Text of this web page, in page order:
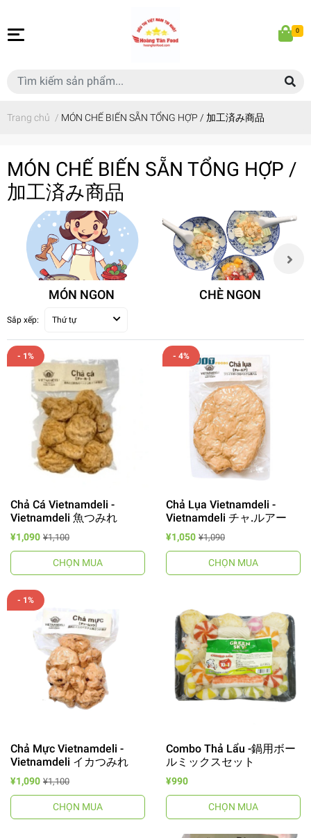
0
Trang chủ / MÓN CHẾ BIẾN SẴN TỔNG HỢP / 加工済み商品
MÓN CHẾ BIẾN SẴN TỔNG HỢP /
加工済み商品
MÓN NGON CHÈ NGON
Sắp xếp: Thứ tự
- 1%
Chả Cá Vietnamdeli -
Vietnamdeli 魚つみれ
¥1,090 ¥1,100
CHỌN MUA
- 4%
Chả Lụa Vietnamdeli -
Vietnamdeli チャ.ルアー
¥1,050 ¥1,090
CHỌN MUA
- 1%
Chả Mực Vietnamdeli -
Vietnamdeli イカつみれ
¥1,090 ¥1,100
CHỌN MUA
Combo Thả Lẩu -鍋用ボー
ルミックスセット
¥990
CHỌN MUA